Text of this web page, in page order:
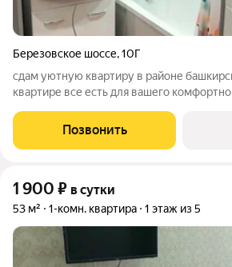
Березовское шоссе,10Г
сдам уютную квартиру в районе
квартире все есть для вашего
Позвонить
1 900 ₽ в сутки
53 м² 1-комн. квартира 1 этаж из 5